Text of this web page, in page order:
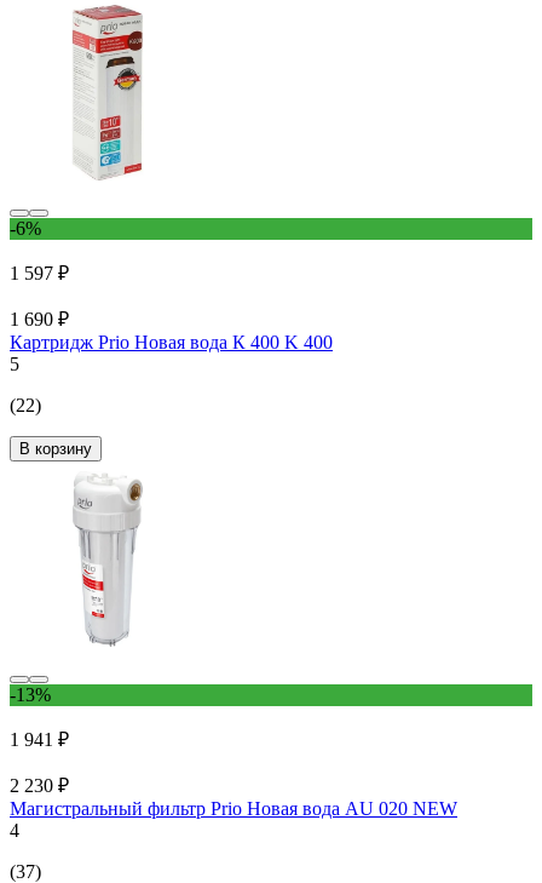
-6%
1 597 ₽
1 690 ₽
Картридж Prio Новая вода К 400 K 400
5
(22)
В корзину
-13%
1 941 ₽
2 230 ₽
Магистральный фильтр Prio Новая вода АU 020 NEW
4
(37)